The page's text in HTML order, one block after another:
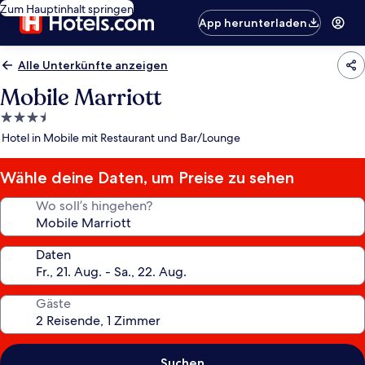
Zum Hauptinhalt springen
App herunterladen
Alle Unterkünfte anzeigen
Mobile Marriott
3.5-
Sterne-
Hotel in Mobile mit Restaurant und Bar/Lounge
Wähle deine Daten, um Preise zu sehen
Wo soll’s hingehen?
Daten
Gäste